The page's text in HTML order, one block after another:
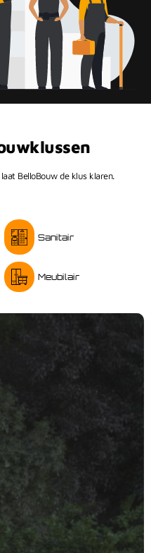
BelloBouw de klus klaren.
Sanitair
Meubilair